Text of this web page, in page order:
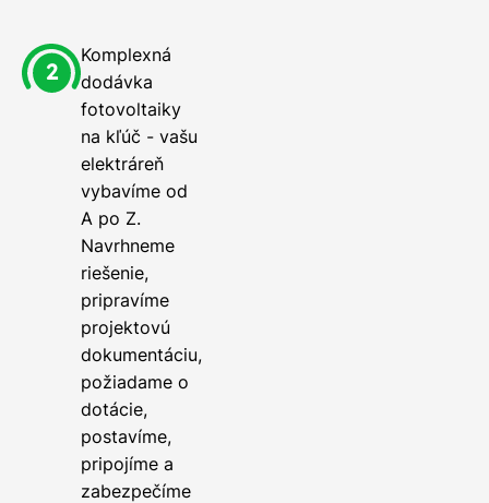
Komplexná
dodávka
fotovoltaiky
na kľúč - vašu
elektráreň
vybavíme od
A po Z.
Navrhneme
riešenie,
pripravíme
projektovú
dokumentáciu,
požiadame o
dotácie,
postavíme,
pripojíme a
zabezpečíme